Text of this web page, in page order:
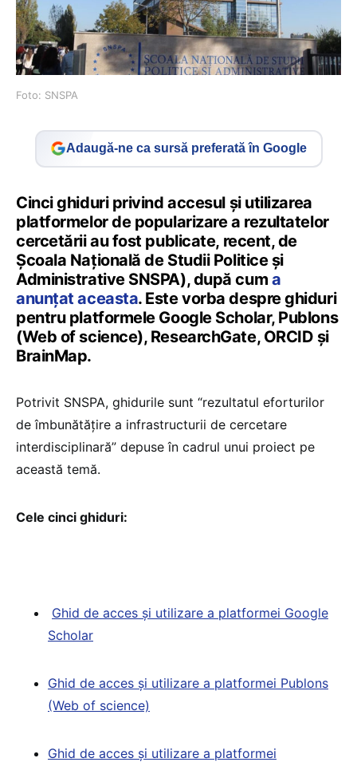
Foto: SNSPA
Adaugă-ne ca sursă preferată în Google
Cinci ghiduri privind accesul și utilizarea
platformelor de popularizare a rezultatelor
cercetării au fost publicate, recent, de
Școala Națională de Studii Politice și
Administrative SNSPA), după cum a
anunțat aceasta. Este vorba despre ghiduri
pentru platformele Google Scholar, Publons
(Web of science), ResearchGate, ORCID și
BrainMap.
Potrivit SNSPA, ghidurile sunt “rezultatul eforturilor
de îmbunătățire a infrastructurii de cercetare
interdisciplinară” depuse în cadrul unui proiect pe
această temă.
Cele cinci ghiduri:
Ghid de acces și utilizare a platformei Google
Scholar
Ghid de acces și utilizare a platformei Publons
(Web of science)
Ghid de acces și utilizare a platformei